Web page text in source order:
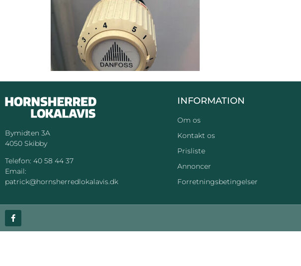
Bymidten 3A
4050 Skibby
Telefon: 40 58 44 37
Email:
patrick@hornsherredlokalavis.dk
INFORMATION
Om os
Kontakt os
Prisliste
Annoncer
Forretningsbetingelser